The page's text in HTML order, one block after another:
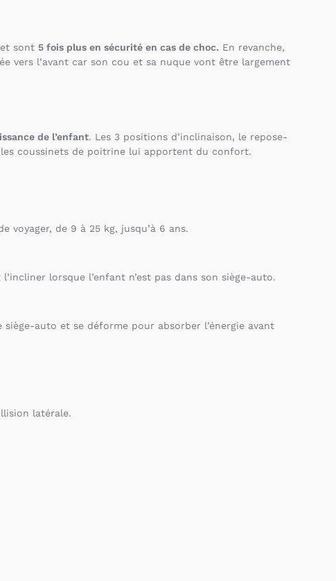
sont 5 fois plus en sécurité en cas de choc. En revanche,
vers l’avant car son cou et sa nuque vont être largement
de l’enfant. Les 3 positions d’inclinaison, le repose-
coussinets de poitrine lui apportent du confort.
voyager, de 9 à 25 kg, jusqu’à 6 ans.
lorsque l’enfant n’est pas dans son siège-auto.
auto et se déforme pour absorber l’énergie avant
latérale.